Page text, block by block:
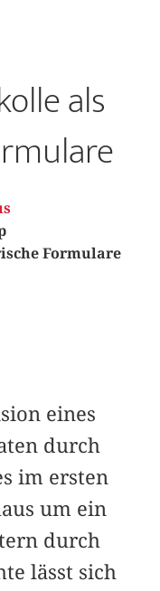
als
Formulare
eines
durch
im ersten
um ein
durch
lässt sich